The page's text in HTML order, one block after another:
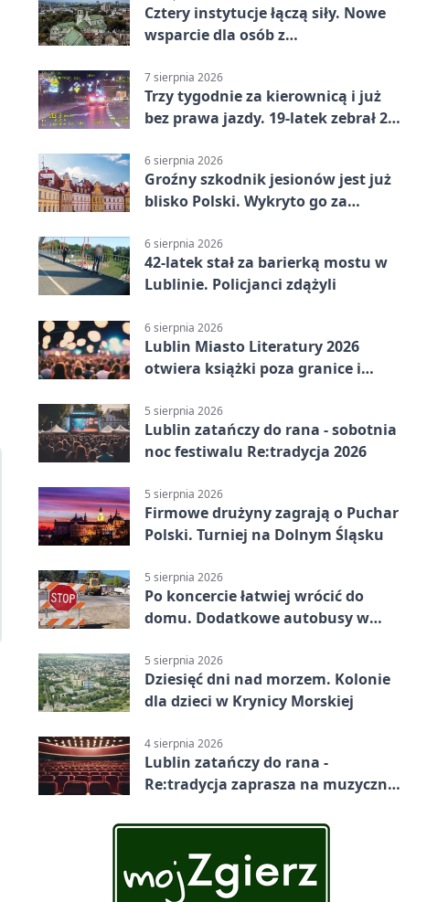
Cztery instytucje łączą siły. Nowe
wsparcie dla osób z
7 sierpnia 2026
Trzy tygodnie za kierownicą i już
bez prawa jazdy. 19-latek zebrał 23
6 sierpnia 2026
Groźny szkodnik jesionów jest już
blisko Polski. Wykryto go za
6 sierpnia 2026
42-latek stał za barierką mostu w
Lublinie. Policjanci zdążyli
6 sierpnia 2026
Lublin Miasto Literatury 2026
otwiera książki poza granice i
5 sierpnia 2026
Lublin zatańczy do rana - sobotnia
noc festiwalu Re:tradycja 2026
5 sierpnia 2026
Firmowe drużyny zagrają o Puchar
Polski. Turniej na Dolnym Śląsku
5 sierpnia 2026
Po koncercie łatwiej wrócić do
domu. Dodatkowe autobusy w
5 sierpnia 2026
Dziesięć dni nad morzem. Kolonie
dla dzieci w Krynicy Morskiej
4 sierpnia 2026
Lublin zatańczy do rana -
Re:tradycja zaprasza na muzyczną